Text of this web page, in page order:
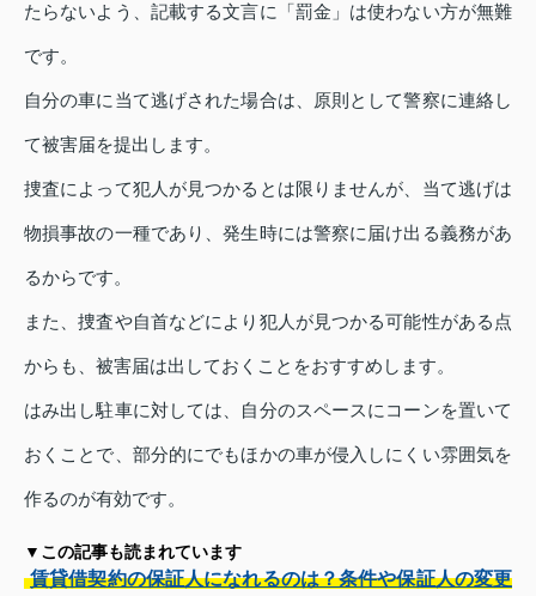
たらないよう、記載する文言に「罰金」は使わない方が無難
です。
自分の車に当て逃げされた場合は、原則として警察に連絡し
て被害届を提出します。
捜査によって犯人が見つかるとは限りませんが、当て逃げは
物損事故の一種であり、発生時には警察に届け出る義務があ
るからです。
また、捜査や自首などにより犯人が見つかる可能性がある点
からも、被害届は出しておくことをおすすめします。
はみ出し駐車に対しては、自分のスペースにコーンを置いて
おくことで、部分的にでもほかの車が侵入しにくい雰囲気を
作るのが有効です。
▼この記事も読まれています
賃貸借契約の保証人になれるのは？条件や保証人の変更